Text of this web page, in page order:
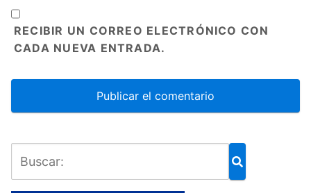
RECIBIR UN CORREO ELECTRÓNICO CON
CADA NUEVA ENTRADA.